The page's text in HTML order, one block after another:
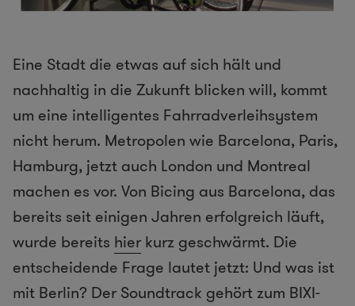
Eine Stadt die etwas auf sich hält und
nachhaltig in die Zukunft blicken will, kommt
um eine intelligentes Fahrradverleihsystem
nicht herum. Metropolen wie Barcelona, Paris,
Hamburg, jetzt auch London und Montreal
machen es vor. Von Bicing aus Barcelona, das
bereits seit einigen Jahren erfolgreich läuft,
wurde bereits hier kurz geschwärmt. Die
entscheidende Frage lautet jetzt: Und was ist
mit Berlin? Der Soundtrack gehört zum BIXI-